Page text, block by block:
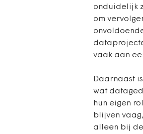
onduidelijk
om
vaak aan
Daarnaast
wat
hun eigen
blijven
alleen bij